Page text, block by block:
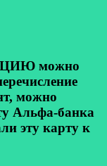
можно
можно
Альфа-банка
эту карту к